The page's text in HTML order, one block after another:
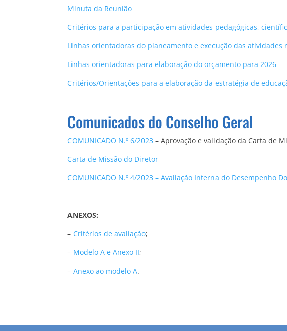
Minuta da Reunião
Critérios para a participação em atividades pedagógicas,
Linhas orientadoras do planeamento e execução das atividades
Linhas orientadoras para elaboração do orçamento para 2026
Critérios/Orientações para a elaboração da estratégia de
Comunicados do Conselho Geral
COMUNICADO N.º 6/2023 – Aprovação e validação da Carta de
Carta de Missão do Diretor
COMUNICADO N.º 4/2023 – Avaliação Interna do Desempenho
ANEXOS:
– Critérios de avaliação;
– Modelo A e Anexo II;
–Anexo ao modelo A.